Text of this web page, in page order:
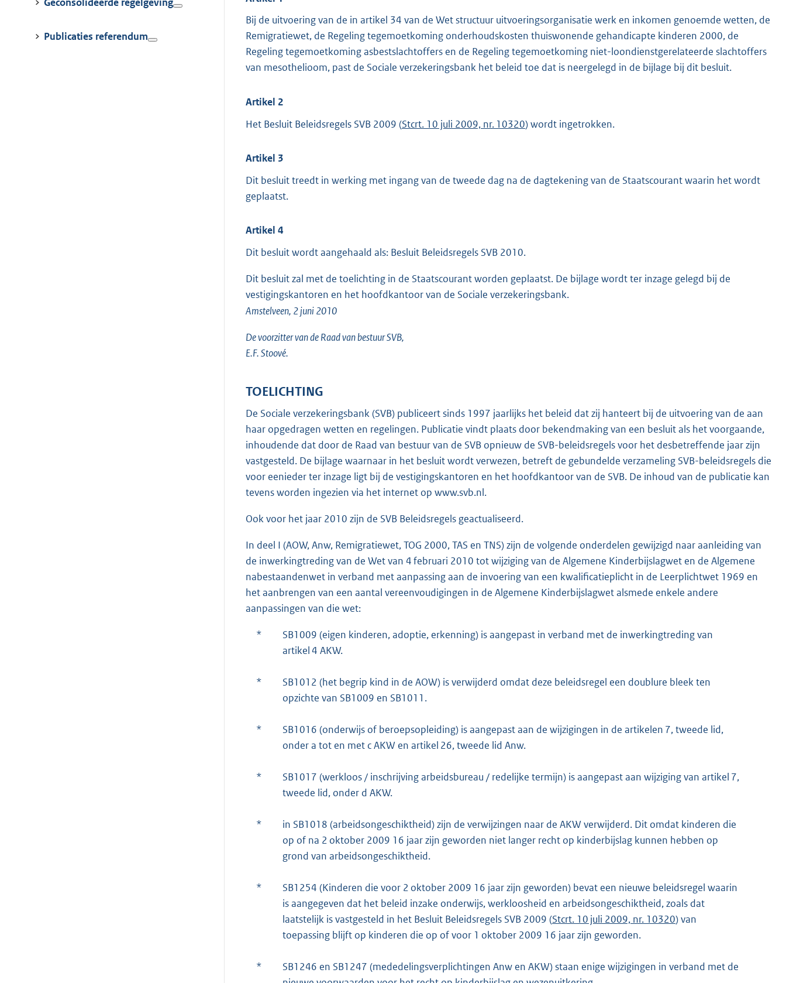
Publicaties referendum
5
9
K
b
Bij de uitvoering van de in artikel 34 van de Wet structuur uitvoeringsorganisatie werk en inkomen genoemde wetten, de
Remigratiewet, de Regeling tegemoetkoming onderhoudskosten thuiswonende gehandicapte kinderen 2000, de
Regeling tegemoetkoming asbestslachtoffers en de Regeling tegemoetkoming niet-loondienstgerelateerde slachtoffers
van mesothelioom, past de Sociale verzekeringsbank het beleid toe dat is neergelegd in de bijlage bij dit besluit.
Artikel 2
Het Besluit Beleidsregels SVB 2009 (Stcrt. 10 juli 2009, nr. 10320) wordt ingetrokken.
Artikel 3
Dit besluit treedt in werking met ingang van de tweede dag na de dagtekening van de Staatscourant waarin het wordt
geplaatst.
Artikel 4
Dit besluit wordt aangehaald als: Besluit Beleidsregels SVB 2010.
Dit besluit zal met de toelichting in de Staatscourant worden geplaatst. De bijlage wordt ter inzage gelegd bij de
vestigingskantoren en het hoofdkantoor van de Sociale verzekeringsbank.
Amstelveen, 2 juni 2010
De voorzitter van de Raad van bestuur SVB,
E.F. Stoové.
TOELICHTING
De Sociale verzekeringsbank (SVB) publiceert sinds 1997 jaarlijks het beleid dat zij hanteert bij de uitvoering van de aan
haar opgedragen wetten en regelingen. Publicatie vindt plaats door bekendmaking van een besluit als het voorgaande,
inhoudende dat door de Raad van bestuur van de SVB opnieuw de SVB-beleidsregels voor het desbetreffende jaar zijn
vastgesteld. De bijlage waarnaar in het besluit wordt verwezen, betreft de gebundelde verzameling SVB-beleidsregels die
voor eenieder ter inzage ligt bij de vestigingskantoren en het hoofdkantoor van de SVB. De inhoud van de publicatie kan
tevens worden ingezien via het internet op www.svb.nl.
Ook voor het jaar 2010 zijn de SVB Beleidsregels geactualiseerd.
In deel I (AOW, Anw, Remigratiewet, TOG 2000, TAS en TNS) zijn de volgende onderdelen gewijzigd naar aanleiding van
de inwerkingtreding van de Wet van 4 februari 2010 tot wijziging van de Algemene Kinderbijslagwet en de Algemene
nabestaandenwet in verband met aanpassing aan de invoering van een kwalificatieplicht in de Leerplichtwet 1969 en
het aanbrengen van een aantal vereenvoudigingen in de Algemene Kinderbijslagwet alsmede enkele andere
aanpassingen van die wet:
*
SB1009 (eigen kinderen, adoptie, erkenning) is aangepast in verband met de inwerkingtreding van
artikel 4 AKW.
*
SB1012 (het begrip kind in de AOW) is verwijderd omdat deze beleidsregel een doublure bleek ten
opzichte van SB1009 en SB1011.
*
SB1016 (onderwijs of beroepsopleiding) is aangepast aan de wijzigingen in de artikelen 7, tweede lid,
onder a tot en met c AKW en artikel 26, tweede lid Anw.
*
SB1017 (werkloos / inschrijving arbeidsbureau / redelijke termijn) is aangepast aan wijziging van artikel 7,
tweede lid, onder d AKW.
*
in SB1018 (arbeidsongeschiktheid) zijn de verwijzingen naar de AKW verwijderd. Dit omdat kinderen die
op of na 2 oktober 2009 16 jaar zijn geworden niet langer recht op kinderbijslag kunnen hebben op
grond van arbeidsongeschiktheid.
*
SB1254 (Kinderen die voor 2 oktober 2009 16 jaar zijn geworden) bevat een nieuwe beleidsregel waarin
is aangegeven dat het beleid inzake onderwijs, werkloosheid en arbeidsongeschiktheid, zoals dat
laatstelijk is vastgesteld in het Besluit Beleidsregels SVB 2009 (Stcrt. 10 juli 2009, nr. 10320) van
toepassing blijft op kinderen die op of voor 1 oktober 2009 16 jaar zijn geworden.
*
SB1246 en SB1247 (mededelingsverplichtingen Anw en AKW) staan enige wijzigingen in verband met de